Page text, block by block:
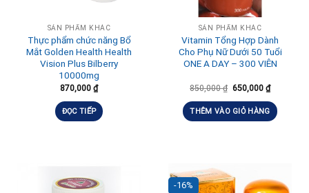
SẢN PHẨM KHÁC
Thực phẩm chức năng Bổ
Mắt Golden Health Health
Vision Plus Bilberry
10000mg
870,000 ₫
ĐỌC TIẾP
SẢN PHẨM KHÁC
Vitamin Tổng Hợp Dành
Cho Phụ Nữ Dưới 50 Tuổi
ONE A DAY – 300 VIÊN
850,000₫ 650,000 ₫
THÊM VÀO GIỎ HÀNG
-16%